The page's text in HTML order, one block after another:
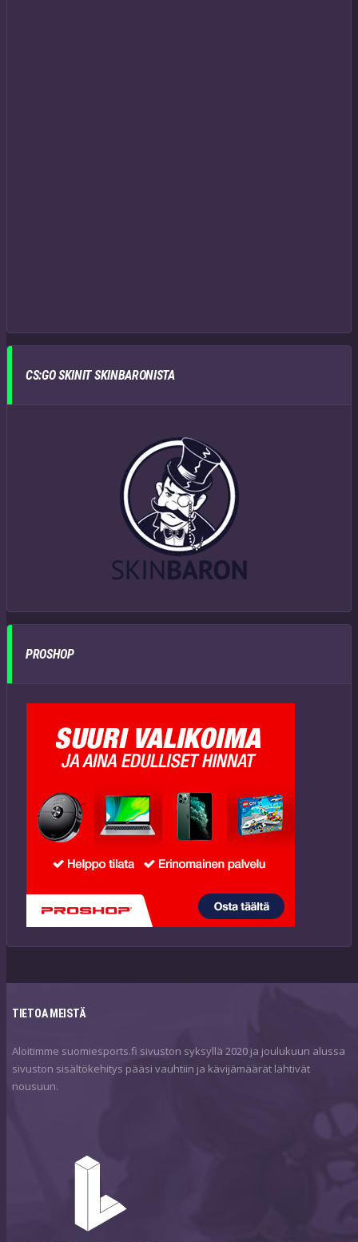
CS:GO SKINIT SKINBARONISTA
PROSHOP
TIETOA MEISTÄ
Aloitimme suomiesports.fi sivuston syksyllä 2020 ja joulukuun alussa
sivuston sisältökehitys pääsi vauhtiin ja kävijämäärät lähtivät
nousuun.